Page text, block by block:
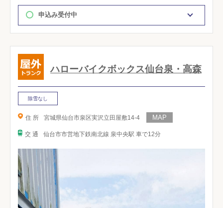
申込み受付中
ハローバイクボックス仙台泉・高森
除雪なし
住 所 宮城県仙台市泉区実沢立田屋敷14-4
交 通 仙台市市営地下鉄南北線 泉中央駅 車で12分